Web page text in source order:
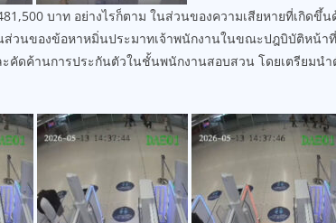
บาท อย่างไรก็ตาม ในส่วนของความเสียหายที่เกิดขึ้
ส่วนของข้อหาหมิ่นประมาทเจ้าพนักงานในขณะปฎบิบัติหน้า
คัดค้านการประกันตัวในชั้นพนักงานสอบสวน โดยเตรียมนำ